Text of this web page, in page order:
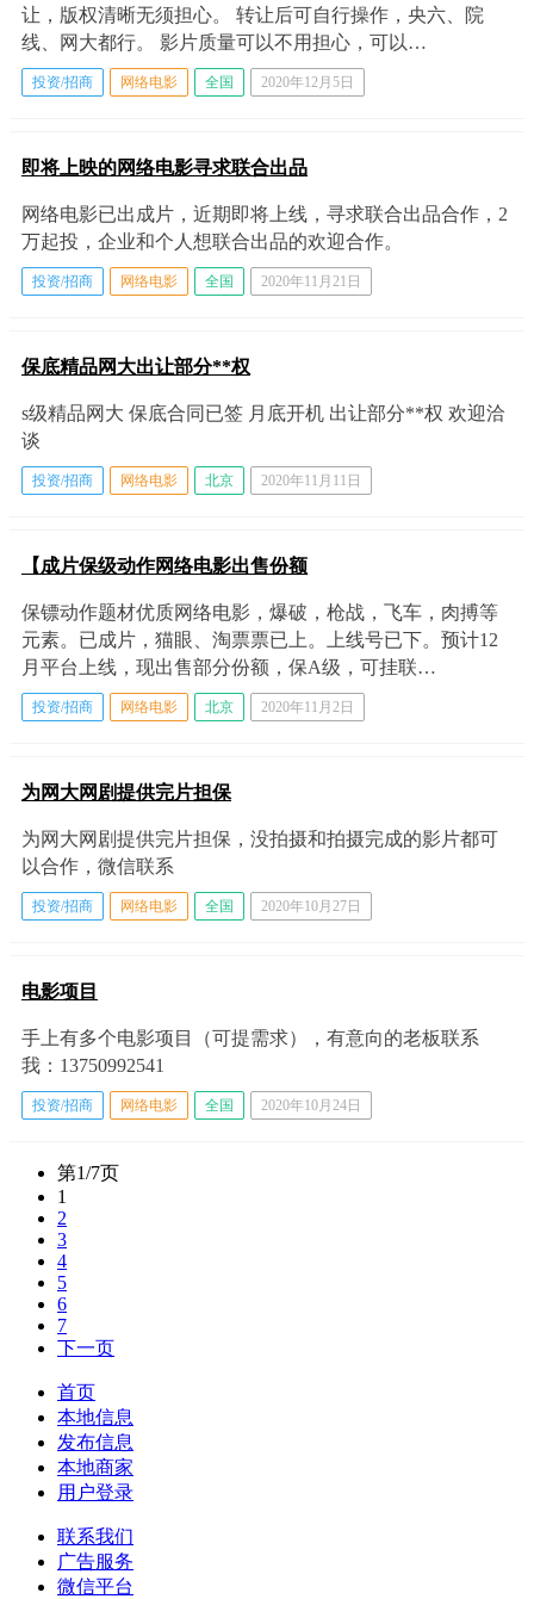
让，版权清晰无须担心。 转让后可自行操作，央六、院
线、网大都行。 影片质量可以不用担心，可以…
投资/招商 网络电影 全国 2020年12月5日
即将上映的网络电影寻求联合出品
网络电影已出成片，近期即将上线，寻求联合出品合作，2
万起投，企业和个人想联合出品的欢迎合作。
投资/招商 网络电影 全国 2020年11月21日
保底精品网大出让部分**权
s级精品网大 保底合同已签 月底开机 出让部分**权 欢迎洽
谈
投资/招商 网络电影 北京 2020年11月11日
【成片保级动作网络电影出售份额
保镖动作题材优质网络电影，爆破，枪战，飞车，肉搏等
元素。已成片，猫眼、淘票票已上。上线号已下。预计12
月平台上线，现出售部分份额，保A级，可挂联…
投资/招商 网络电影 北京 2020年11月2日
为网大网剧提供完片担保
为网大网剧提供完片担保，没拍摄和拍摄完成的影片都可
以合作，微信联系
投资/招商 网络电影 全国 2020年10月27日
电影项目
手上有多个电影项目（可提需求），有意向的老板联系
我：13750992541
投资/招商 网络电影 全国 2020年10月24日
第1/7页
1
2
3
4
5
6
7
下一页
首页
本地信息
发布信息
本地商家
用户登录
联系我们
广告服务
微信平台